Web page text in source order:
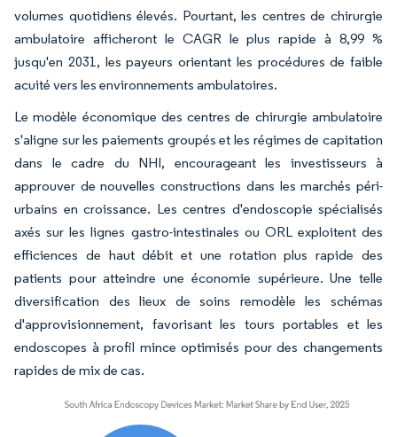
volumes quotidiens élevés. Pourtant, les centres de chirurgie
ambulatoire afficheront le CAGR le plus rapide à 8,99 %
jusqu'en 2031, les payeurs orientant les procédures de faible
acuité vers les environnements ambulatoires.
Le modèle économique des centres de chirurgie ambulatoire
s'aligne sur les paiements groupés et les régimes de capitation
dans le cadre du NHI, encourageant les investisseurs à
approuver de nouvelles constructions dans les marchés péri-
urbains en croissance. Les centres d'endoscopie spécialisés
axés sur les lignes gastro-intestinales ou ORL exploitent des
efficiences de haut débit et une rotation plus rapide des
patients pour atteindre une économie supérieure. Une telle
diversification des lieux de soins remodèle les schémas
d'approvisionnement, favorisant les tours portables et les
endoscopes à profil mince optimisés pour des changements
rapides de mix de cas.